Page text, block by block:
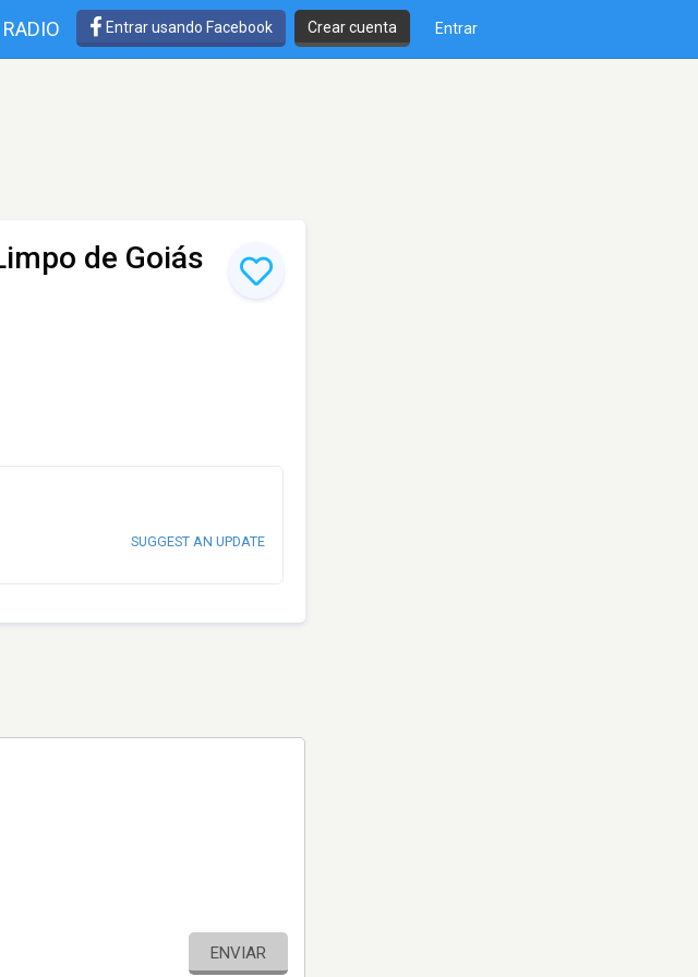
RADIO Entrar usando Facebook Crear cuenta Entrar
de Goiás
SUGGEST AN UPDATE
ENVIAR